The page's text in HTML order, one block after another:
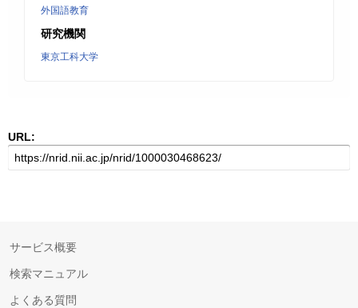
外国語教育
研究機関
東京工科大学
URL:
サービス概要
検索マニュアル
よくある質問